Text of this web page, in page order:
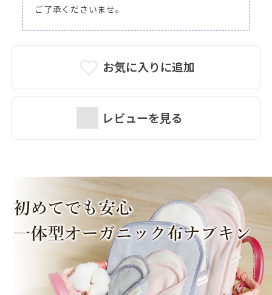
お気に入りに追加
レビューを見る
ご了承くださいませ。